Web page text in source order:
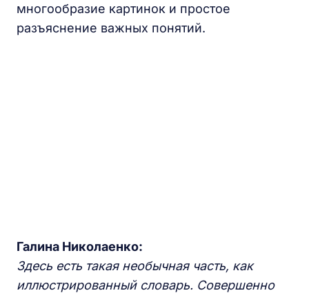
многообразие картинок и простое
разъяснение важных понятий.
Галина Николаенко:
Здесь есть такая необычная часть, как
иллюстрированный словарь. Совершенно